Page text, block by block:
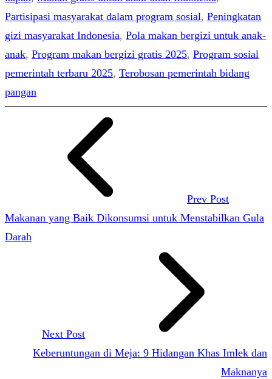
Partisipasi masyarakat dalam program sosial, Peningkatan
gizi masyarakat Indonesia, Pola makan bergizi untuk anak-
anak, Program makan bergizi gratis 2025, Program sosial
pemerintah terbaru 2025, Terobosan pemerintah bidang
pangan
Prev Post
Makanan yang Baik Dikonsumsi untuk Menstabilkan Gula
Darah
Next Post
Keberuntungan di Meja: 9 Hidangan Khas Imlek dan
Maknanya